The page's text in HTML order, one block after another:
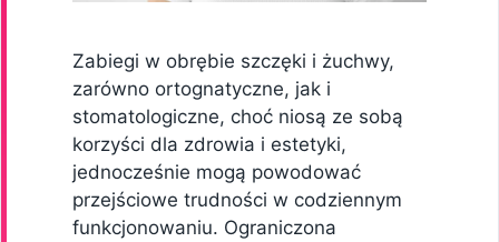
Zabiegi w obrębie szczęki i żuchwy,
zarówno ortognatyczne, jak i
stomatologiczne, choć niosą ze sobą
korzyści dla zdrowia i estetyki,
jednocześnie mogą powodować
przejściowe trudności w codziennym
funkcjonowaniu. Ograniczona